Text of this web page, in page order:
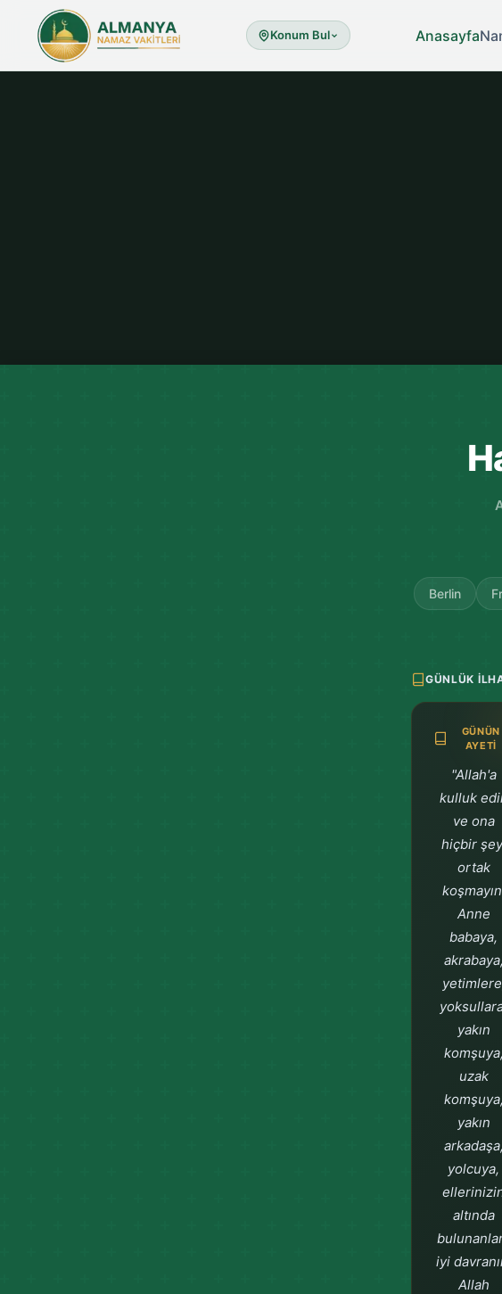
Konum Bul Anasayfa
Berlin
GÜNLÜK
GÜNÜN
AYETI
"Allah'a
kulluk
ve ona
hiçbir
ortak
Anne
babaya,
akrabaya,
yakın
komşuya,
uzak
komşuya,
yakın
arkadaşa,
yolcuya,
altında
iyi
Allah